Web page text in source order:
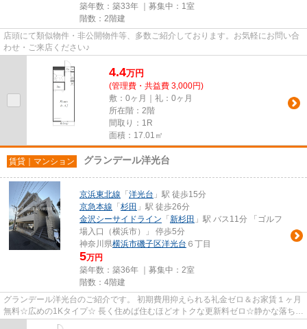
築年数：築33年 ｜募集中： 1室
階数：2階建
店頭にて類似物件・非公開物件等、多数ご紹介しております。お気軽にお問い合
わせ・ご来店ください♪
4.4万円
(管理費・共益費 3,000円)
敷：0ヶ月｜礼：0ヶ月
所在階：2階
間取り：1R
面積：17.01㎡
賃貸｜マンション グランデール洋光台
京浜東北線 「 洋光台 」駅 徒歩15分
京急本線 「 杉田 」駅 徒歩26分
金沢シーサイドライン 「 新杉田 」駅 バス11分 「ゴルフ
場入口（横浜市）」 停歩5分
神奈川県横浜市磯子区洋光台 ６丁目
5万円
築年数：築36年 ｜募集中： 2室
階数：4階建
グランデール洋光台のご紹介です。 初期費用抑えられる礼金ゼロ＆お家賃１ヶ月
無料☆広めの1Kタイプ☆ 長く住めば住むほどオトクな更新料ゼロ☆静かな落ち着
いた住環境で住み心地良好☆ 【...